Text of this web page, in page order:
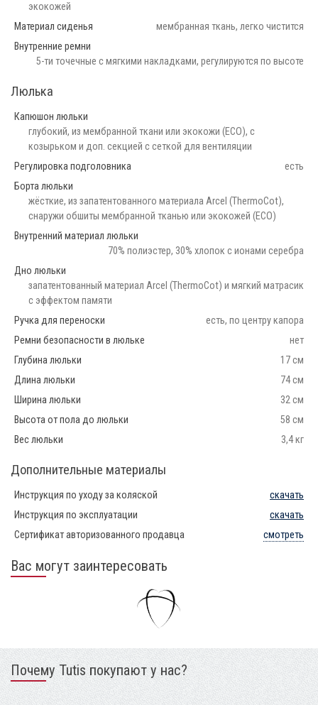
экокожей
Материал сиденья
мембранная ткань, легко чистится
Внутренние ремни
5-ти точечные с мягкими накладками, регулируются по высоте
Люлька
Капюшон люльки
глубокий, из мембранной ткани или экокожи (ECO), с
козырьком и доп. секцией с сеткой для вентиляции
Регулировка подголовника
есть
Борта люльки
жёсткие, из запатентованного материала Arcel (ThermoCot),
снаружи обшиты мембранной тканью или экокожей (ECO)
Внутренний материал люльки
70% полиэстер, 30% хлопок с ионами серебра
Дно люльки
запатентованный материал Arcel (ThermoCot) и мягкий матрасик
с эффектом памяти
Ручка для переноски
есть, по центру капора
Ремни безопасности в люльке
нет
Глубина люльки
17 см
Длина люльки
74 см
Ширина люльки
32 см
Высота от пола до люльки
58 см
Вес люльки
3,4 кг
Дополнительные материалы
Инструкция по уходу за коляской
скачать
Инструкция по эксплуатации
скачать
Сертификат авторизованного продавца
смотреть
Вас могут заинтересовать
Почему Tutis покупают у нас?